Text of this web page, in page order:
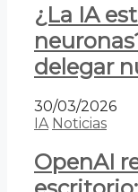
¿La IA
delegar
30/03/2026
IA Noticias
OpenAI